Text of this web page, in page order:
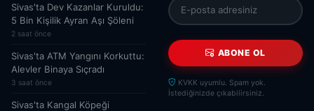
Sivas'ta Dev Kazanlar Kuruldu:
5 Bin Kişilik Ayran Aşı Şöleni
2 saat önce
Sivas'ta ATM Yangını Korkuttu:
Alevler Binaya Sıçradı
3 saat önce
Sivas'ta Kangal Köpeği
ABONE OL
KVKK uyumlu. Spam yok.
İstediğinizde çıkabilirsiniz.